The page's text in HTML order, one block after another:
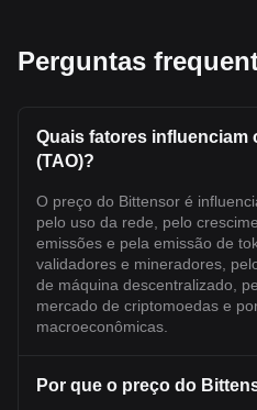
Perguntas
Quais fatores influenciam
(TAO)?
O preço do Bittensor é
pelo uso da rede, pelo
emissões e pela emissão de
validadores e mineradores,
de máquina descentralizado,
mercado de criptomoedas e
macroeconômicas.
Por que o preço do